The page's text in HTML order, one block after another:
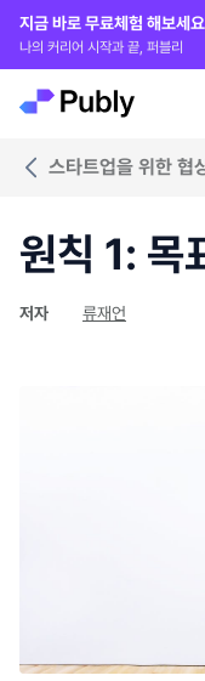
지금 바로 무료체험 해보세
나의 커리어 시작과 끝, 퍼블리
스타트업을 위한 협
원칙 1: 목
저자 류재언